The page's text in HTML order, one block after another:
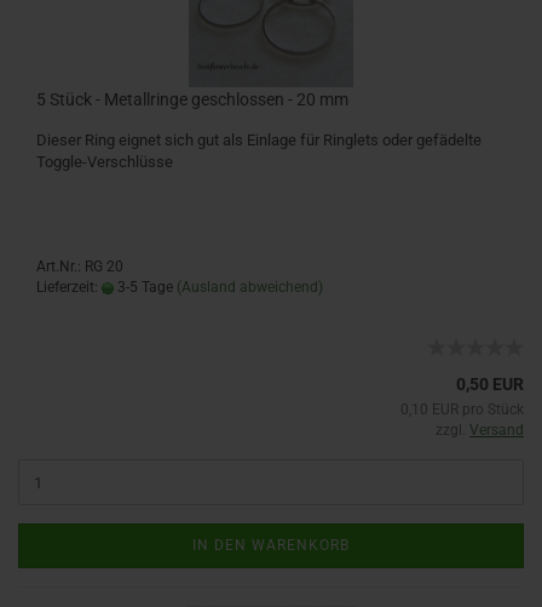
5 Stück - Metallringe geschlossen - 20 mm
Dieser Ring eignet sich gut als Einlage für Ringlets oder gefädelte
Toggle-Verschlüsse
Art.Nr.: RG 20
Lieferzeit:
3-5 Tage (Ausland abweichend)
0,50 EUR
0,10 EUR pro Stück
zzgl. Versand
IN DEN WARENKORB